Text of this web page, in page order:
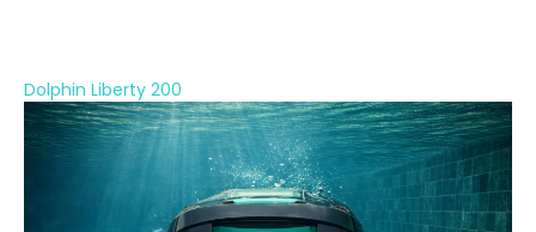
Dolphin Liberty 200